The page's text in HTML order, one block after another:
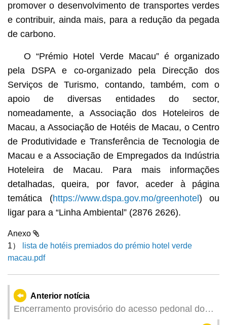
promover o desenvolvimento de transportes verdes
e contribuir, ainda mais, para a redução da pegada
de carbono.
O “Prémio Hotel Verde Macau” é organizado
pela DSPA e co-organizado pela Direcção dos
Serviços de Turismo, contando, também, com o
apoio de diversas entidades do sector,
nomeadamente, a Associação dos Hoteleiros de
Macau, a Associação de Hotéis de Macau, o Centro
de Produtividade e Transferência de Tecnologia de
Macau e a Associação de Empregados da Indústria
Hoteleira de Macau. Para mais informações
detalhadas, queira, por favor, aceder à página
temática (https://www.dspa.gov.mo/greenhotel ) ou
ligar para a “Linha Ambiental” (2876 2626).
Anexo
1）
lista de hotéis premiados do prémio hotel verde
macau.pdf
Anterior notícia
Encerramento provisório do acesso pedonal do
Parque Marginal da Areia Preta em articulação